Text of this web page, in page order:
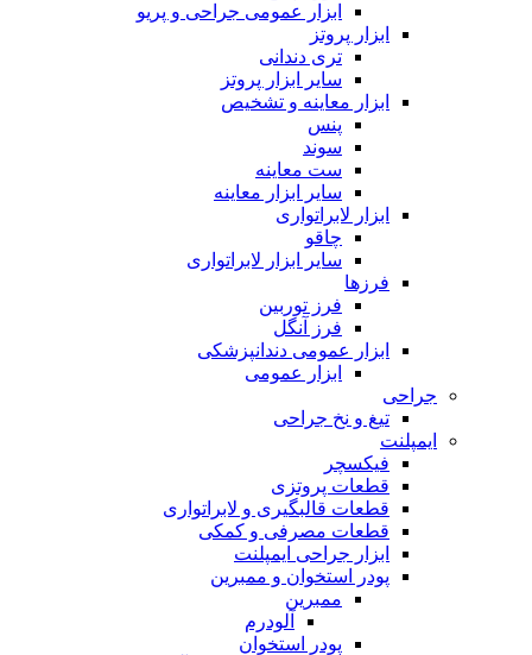
ابزار عمومی جراحی و پریو
ابزار پروتز
تری دندانی
سایر ابزار پروتز
ابزار معاینه و تشخیص
پنس
سوند
ست معاینه
سایر ابزار معاینه
ابزار لابراتواری
چاقو
سایر ابزار لابراتواری
فرزها
فرز توربین
فرز آنگل
ابزار عمومی دندانپزشکی
ابزار عمومی
جراحی
تیغ و نخ جراحی
ایمپلنت
فیکسچر
قطعات پروتزی
قطعات قالبگیری و لابراتواری
قطعات مصرفی و کمکی
ابزار جراحی ایمپلنت
پودر استخوان و ممبرین
ممبرین
آلودرم
پودر استخوان